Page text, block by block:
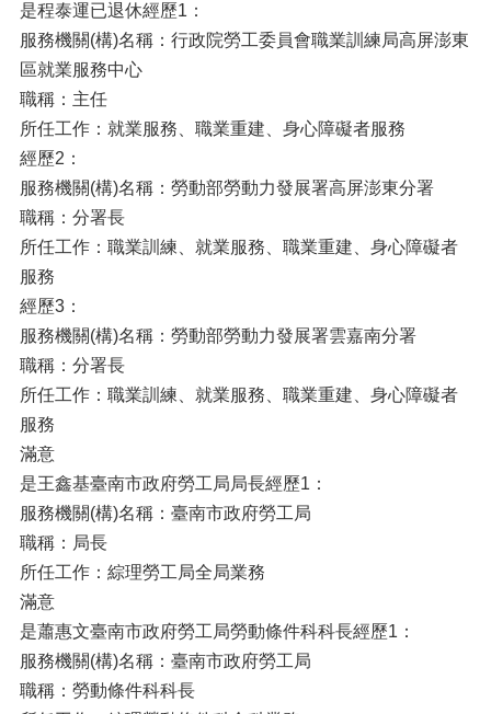
是程泰運已退休經歷1：
服務機關(構)名稱：行政院勞工委員會職業訓練局高屏澎東
區就業服務中心
職稱：主任
所任工作：就業服務、職業重建、身心障礙者服務
經歷2：
服務機關(構)名稱：勞動部勞動力發展署高屏澎東分署
職稱：分署長
所任工作：職業訓練、就業服務、職業重建、身心障礙者
服務
經歷3：
服務機關(構)名稱：勞動部勞動力發展署雲嘉南分署
職稱：分署長
所任工作：職業訓練、就業服務、職業重建、身心障礙者
服務
滿意
是王鑫基臺南市政府勞工局局長經歷1：
服務機關(構)名稱：臺南市政府勞工局
職稱：局長
所任工作：綜理勞工局全局業務
滿意
是蕭惠文臺南市政府勞工局勞動條件科科長經歷1：
服務機關(構)名稱：臺南市政府勞工局
職稱：勞動條件科科長